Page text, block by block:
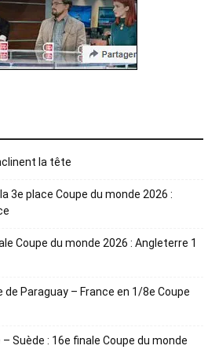
la tête
3e place Coupe du monde 2026 :
Coupe du monde 2026 : Angleterre 1
de Paraguay – France en 1/8e Coupe
Suède : 16e finale Coupe du monde